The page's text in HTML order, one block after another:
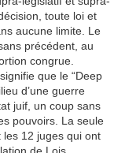
toute loi et
aucune limite. Le
précédent, au
congrue.
que le “Deep
d’une guerre
juif, un coup sans
pouvoirs. La seule
12 juges qui ont